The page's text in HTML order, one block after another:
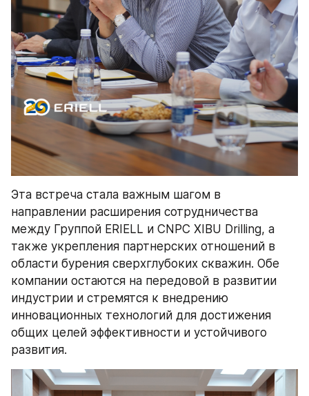
Эта встреча стала важным шагом в
направлении расширения сотрудничества
между Группой ERIELL и CNPC XIBU Drilling, а
также укрепления партнерских отношений в
области бурения сверхглубоких скважин. Обе
компании остаются на передовой в развитии
индустрии и стремятся к внедрению
инновационных технологий для достижения
общих целей эффективности и устойчивого
развития.